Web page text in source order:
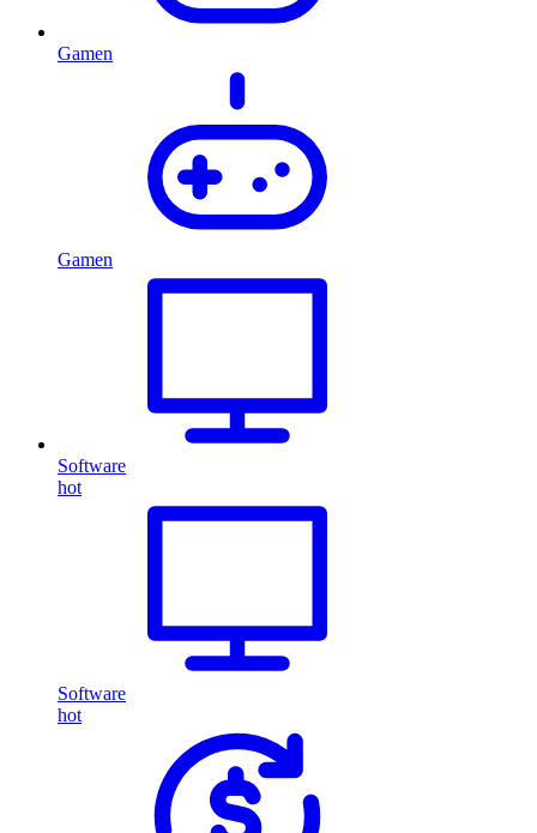
Gamen
Gamen
Software
hot
Software
hot